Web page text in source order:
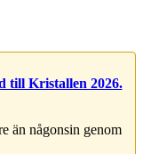
till Kristallen 2026.
än någonsin genom